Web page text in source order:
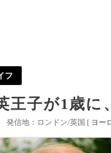
フ
王子が1歳に
発信地：ロンドン/英国 [ ヨー